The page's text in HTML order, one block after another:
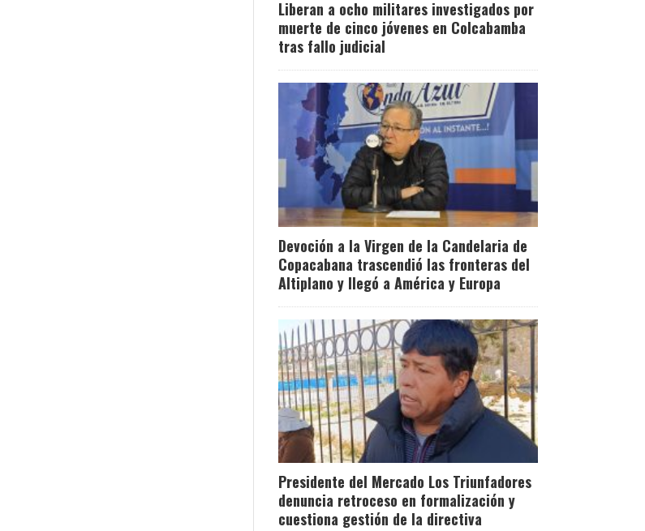
Liberan a ocho militares investigados por
muerte de cinco jóvenes en Colcabamba
tras fallo judicial
Devoción a la Virgen de la Candelaria de
Copacabana trascendió las fronteras del
Altiplano y llegó a América y Europa
Presidente del Mercado Los Triunfadores
denuncia retroceso en formalización y
cuestiona gestión de la directiva